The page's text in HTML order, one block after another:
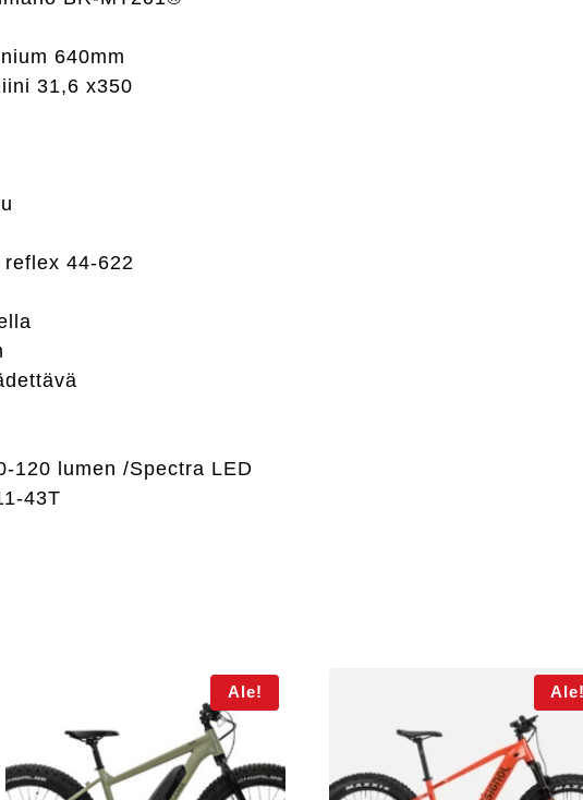
640mm
31,6 x350
44-622
120 lumen /Spectra LED
43T
Ale!